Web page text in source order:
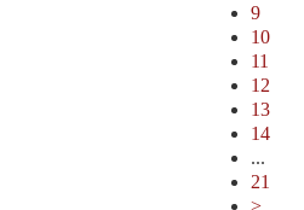
9
10
11
12
13
14
...
21
>